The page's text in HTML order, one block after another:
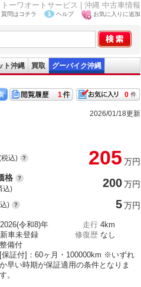
ーワオートサービス | 沖縄 中古車情報
質問はコチラ ヘルプ お気に入りに追加
ト沖縄 買取 グーバイク沖縄
0
1
2026/01/18更新
税込) 205 万円
格
込) 200万円
) 5万円
2026(令和8)年 走行 4km
新車未登録 修復歴 なし
整備付
[保証付]：60ヶ月・100000km ※いずれ
か早い時期が保証適用の条件となりま
す。